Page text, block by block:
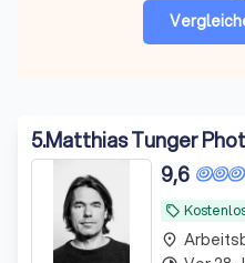
5.Matthias Tunger
local_offer
9,6
place